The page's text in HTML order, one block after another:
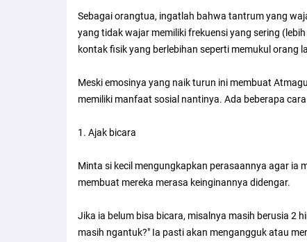
Sebagai orangtua, ingatlah bahwa tantrum yang
yang tidak wajar memiliki frekuensi yang sering
kontak fisik yang berlebihan seperti memukul orang
Meski emosinya yang naik turun ini membuat
memiliki manfaat sosial nantinya. Ada beberapa
1. Ajak bicara
Minta si kecil mengungkapkan perasaannya agar ia
membuat mereka merasa keinginannya didengar.
Jika ia belum bisa bicara, misalnya masih berusia 2
masih ngantuk?" Ia pasti akan mengangguk atau